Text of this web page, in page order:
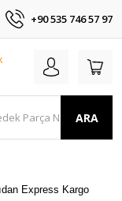
+90 535 746 57 97
ARA